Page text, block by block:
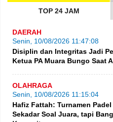
TOP 24 JAM
DAERAH
Senin, 10/08/2026 11:47:08
Disiplin dan Integritas Jadi
Ketua PA Muara Bungo Saat
OLAHRAGA
Senin, 10/08/2026 11:15:04
Hafiz Fattah: Turnamen
Sekadar Soal Juara, tapi